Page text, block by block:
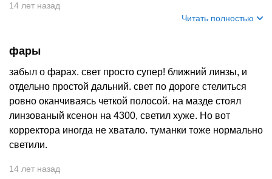
14 лет назад
Читать полностью
фары
забыл о фарах. свет просто супер! ближний линзы, и
отдельно простой дальний. свет по дороге стелиться
ровно оканчиваясь четкой полосой. на мазде стоял
линзованый ксенон на 4300, светил хуже. Но вот
корректора иногда не хватало. туманки тоже нормально
светили.
14 лет назад